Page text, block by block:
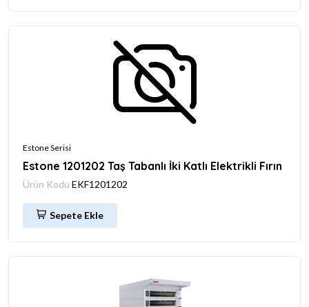
Estone Serisi
Estone 1201202 Taş Tabanlı İki Katlı Elektrikli Fırın
Ürün Kodu EKF1201202
Sepete Ekle